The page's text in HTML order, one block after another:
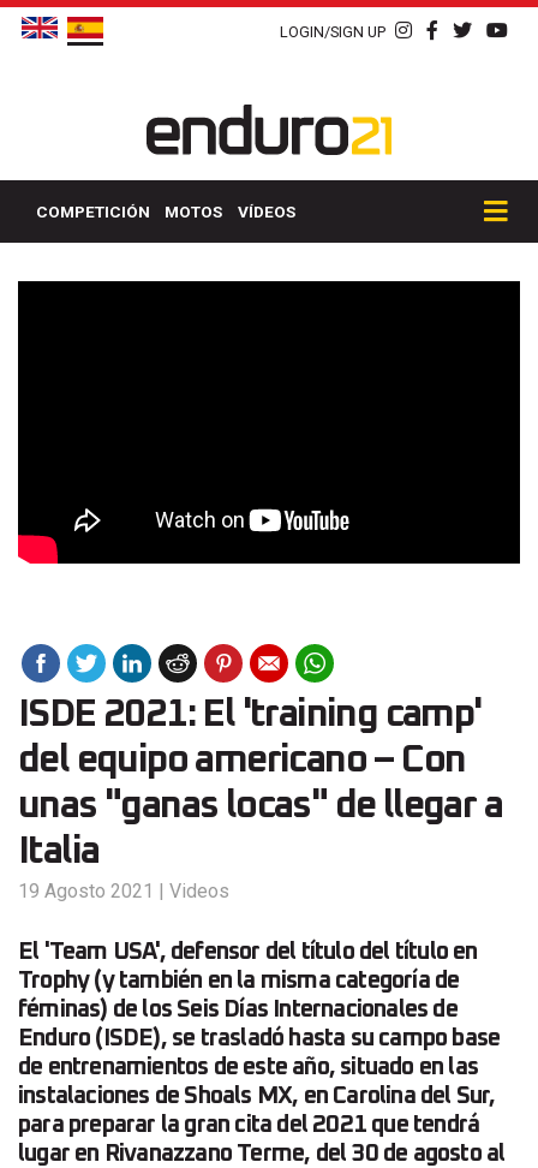
LOGIN/SIGN UP
COMPETICIÓN MOTOS VÍDEOS
ISDE 2021: El 'training camp'
del equipo americano – Con
unas "ganas locas" de llegar a
Italia
19 Agosto 2021 | Videos
El 'Team USA', defensor del título del título en
Trophy (y también en la misma categoría de
féminas) de los Seis Días Internacionales de
Enduro (ISDE), se trasladó hasta su campo base
de entrenamientos de este año, situado en las
instalaciones de Shoals MX, en Carolina del Sur,
para preparar la gran cita del 2021 que tendrá
lugar en Rivanazzano Terme, del 30 de agosto al